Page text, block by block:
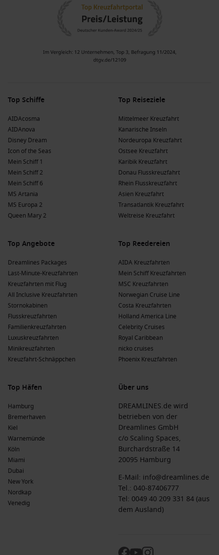
Top Schiffe
AIDAcosma
AIDAnova
Disney Dream
Icon of the Seas
Mein Schiff 1
Mein Schiff 2
Mein Schiff 6
MS Artania
MS Europa 2
Queen Mary 2
Top Reiseziele
Mittelmeer Kreuzfahrt
Kanarische Inseln
Nordeuropa Kreuzfahrt
Ostsee Kreuzfahrt
Karibik Kreuzfahrt
Donau Flusskreuzfahrt
Rhein Flusskreuzfahrt
Asien Kreuzfahrt
Transatlantik Kreuzfahrt
Weltreise Kreuzfahrt
Top Angebote
Dreamlines Packages
Last-Minute-Kreuzfahrten
Kreuzfahrten mit Flug
All Inclusive Kreuzfahrten
Stornokabinen
Flusskreuzfahrten
Familienkreuzfahrten
Luxuskreuzfahrten
Minikreuzfahrten
Kreuzfahrt-Schnäppchen
Top Reedereien
AIDA Kreuzfahrten
Mein Schiff Kreuzfahrten
MSC Kreuzfahrten
Norwegian Cruise Line
Costa Kreuzfahrten
Holland America Line
Celebrity Cruises
Royal Caribbean
nicko cruises
Phoenix Kreuzfahrten
Top Häfen
Hamburg
Bremerhaven
Kiel
Warnemünde
Köln
Miami
Dubai
New York
Nordkap
Venedig
Über uns
DREAMLINES.de wird
betrieben von der
Dreamlines GmbH
c/o Scaling Spaces,
Burchardstraße 14
20095 Hamburg
E-Mail: info@dreamlines.de
Tel.: 040-87406777
Tel: 0049 40 209 331 84 (aus
dem Ausland)